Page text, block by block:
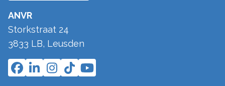
ANVR
Storkstraat 24
3833 LB, Leusden